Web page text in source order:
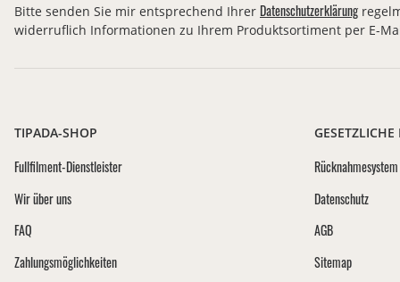
Bitte senden Sie mir entsprechend Ihrer Datenschutzerklärung
widerruflich Informationen zu Ihrem Produktsortiment per E-
TIPADA-SHOP
Fullfilment-Dienstleister
Wir über uns
FAQ
Zahlungsmöglichkeiten
Datenschutz
AGB
Sitemap